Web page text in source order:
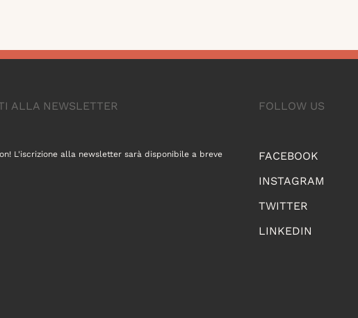
FOLLOW US
FACEBOOK
INSTAGRAM
TWITTER
LINKEDIN
ALLA NEWSLETTER
L'iscrizione alla newsletter sarà disponibile a breve